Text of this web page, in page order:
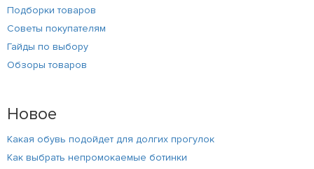
Подборки товаров
Советы покупателям
Гайды по выбору
Обзоры товаров
Новое
Какая обувь подойдет для долгих прогулок
Как выбрать непромокаемые ботинки